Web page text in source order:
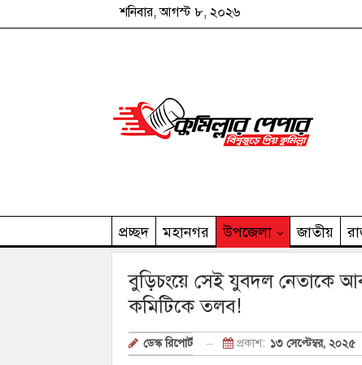
শনিবার, আগস্ট ৮, ২০২৬
প্রচ্ছদ মহানগর উপজেলা জাতীয়
বুড়িচংয়ে সেই যুবদল নেতাকে
কমিটিকে তলব!
ডেস্ক রিপোর্ট প্রকাশ: ১৩ সেপ্টেম্বর, ২০২৫